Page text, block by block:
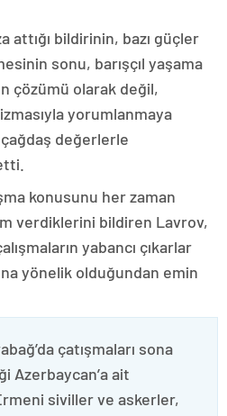
attığı bildirinin, bazı güçler
sonu, barışçıl yaşama
çözümü olarak değil,
yorumlanmaya
çağdaş değerlerle
konusunu her zaman
verdiklerini bildiren Lavrov,
yabancı çıkarlar
yönelik olduğundan emin
çatışmaları sona
Azerbaycan’a ait
siviller ve askerler,